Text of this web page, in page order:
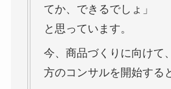
てか、できるでしょ」
と思っています。
今、商品づくりに向けて
方のコンサルを開始する